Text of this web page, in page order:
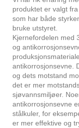
produktet er valgt
som har både
bruke utstyret.
Kjernefordelen med
og
antikorrosjonsevne.
og dets motstand
det er mer
sjøvannsmiljøer.
antikorrosjonsevne
stålkuler, for
er mer effektive og